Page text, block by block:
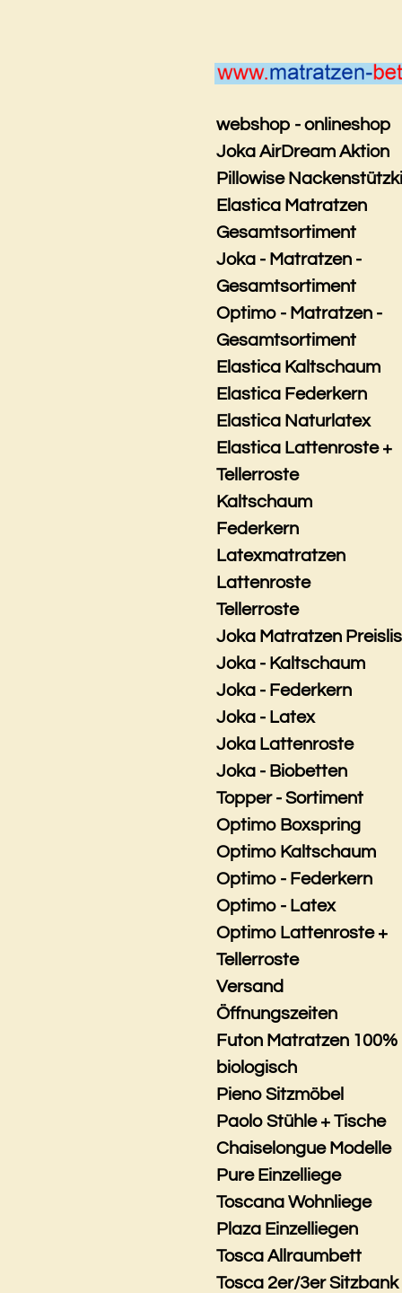
webshop - onlineshop
Joka AirDream Aktion
Pillowise
Elastica Matratzen
Gesamtsortiment
Joka - Matratzen -
Gesamtsortiment
Optimo - Matratzen -
Gesamtsortiment
Elastica Kaltschaum
Elastica Federkern
Elastica Naturlatex
Elastica Lattenroste +
Tellerroste
Kaltschaum
Federkern
Latexmatratzen
Lattenroste
Tellerroste
Joka Matratzen
Joka - Kaltschaum
Joka - Federkern
Joka - Latex
Joka Lattenroste
Joka - Biobetten
Topper - Sortiment
Optimo Boxspring
Optimo Kaltschaum
Optimo - Federkern
Optimo - Latex
Optimo Lattenroste +
Tellerroste
Versand
Öffnungszeiten
Futon Matratzen 100%
biologisch
Pieno Sitzmöbel
Paolo Stühle + Tische
Chaiselongue Modelle
Pure Einzelliege
Toscana Wohnliege
Plaza Einzelliegen
Tosca Allraumbett
Tosca 2er/3er Sitzbank